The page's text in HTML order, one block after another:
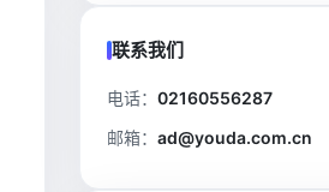
联系我们
电话： 02160556287
邮箱： ad@youda.com.cn